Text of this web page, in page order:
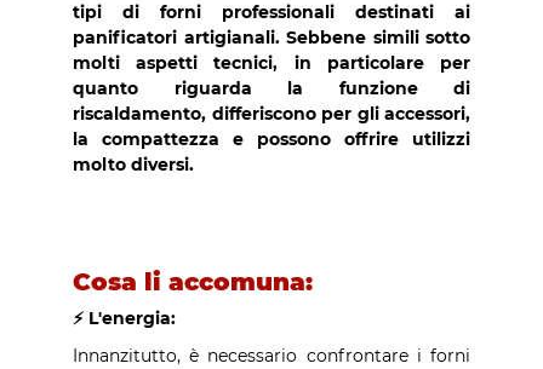
tipi di forni professionali destinati ai
panificatori artigianali. Sebbene simili sotto
molti aspetti tecnici, in particolare per
quanto riguarda la funzione di
riscaldamento, differiscono per gli accessori,
la compattezza e possono offrire utilizzi
molto diversi.
Cosa li accomuna:
⚡️ L'energia:
Innanzitutto, è necessario confrontare i forni